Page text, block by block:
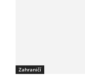
Zahraničí